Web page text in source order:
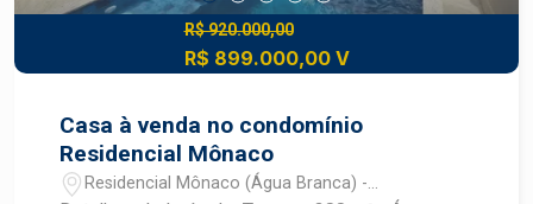
R$ 920.000,00
R$ 899.000,00 V
Casa à venda no condomínio
Residencial Mônaco
Residencial Mônaco (Água Branca) -